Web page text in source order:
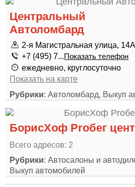
Центральный
Автоломбард
2-я Магистральная улица,
+7 (495) 7...Показать телефон
ежедневно, круглосуточно
Показать на карте
Рубрики: Автоломбард, Выкуп
БорисХоф Proбег
Всего адресов: 2
Рубрики: Автосалоны и
Выкуп автомобилей